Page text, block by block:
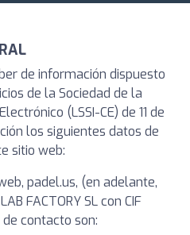
de información dispuesto
de la Sociedad de la
(LSSI-CE) de 11 de
los siguientes datos de
sitio web:
padel.us, (en adelante,
FACTORY SL con CIF
contacto son: